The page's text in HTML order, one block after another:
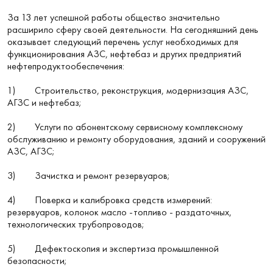
За 13 лет успешной работы общество значительно
расширило сферу своей деятельности. На сегодняшний день
оказывает следующий перечень услуг необходимых для
функционирования АЗС, нефтебаз и других предприятий
нефтепродуктообеспечения:
1) Строительство, реконструкция, модернизация АЗС,
АГЗС и нефтебаз;
2) Услуги по абонентскому сервисному комплексному
обслуживанию и ремонту оборудования, зданий и сооружений
АЗС, АГЗС;
3) Зачистка и ремонт резервуаров;
4) Поверка и калибровка средств измерений:
резервуаров, колонок масло -топливо - раздаточных,
технологических трубопроводов;
5) Дефектоскопия и экспертиза промышленной
безопасности;